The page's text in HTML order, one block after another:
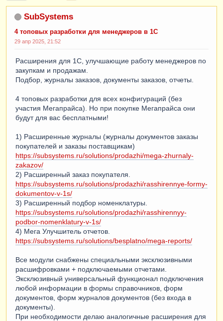
SubSystems
4 топовых разработки для менеджеров в 1С
29 апр 2025, 21:52
Расширения для 1С, улучшающие работу менеджеров по
закупкам и продажам.
Подбор, журналы заказов, документы заказов, отчеты.
4 топовых разработки для всех конфигураций (без
участия Мегапрайса). Но при покупке Мегапрайса они
будут для вас бесплатными!
1) Расширенные журналы (журналы документов заказы
покупателей и заказы поставщикам)
https://subsystems.ru/solutions/prodazhi/mega-zhurnaly-
zakazov/
2) Расширенный заказ покупателя.
https://subsystems.ru/solutions/prodazhi/rasshirennye-formy-
dokumentov-v-1s/
3) Расширенный подбор номенклатуры.
https://subsystems.ru/solutions/prodazhi/rasshirennyy-
podbor-nomenklatury-v-1s/
4) Мега Улучшитель отчетов.
https://subsystems.ru/solutions/besplatno/mega-reports/
Все модули снабжены специальными эксклюзивными
расшифровками + подключаемыми отчетами.
Эксклюзивный универсальный функционал подключения
любой информации в формы справочников, форм
документов, форм журналов документов (без входа в
документы).
При необходимости делаю аналогичные расширения для